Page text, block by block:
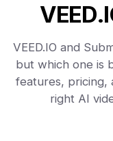
VEED.IO and
but which one is
features, pricing,
right AI